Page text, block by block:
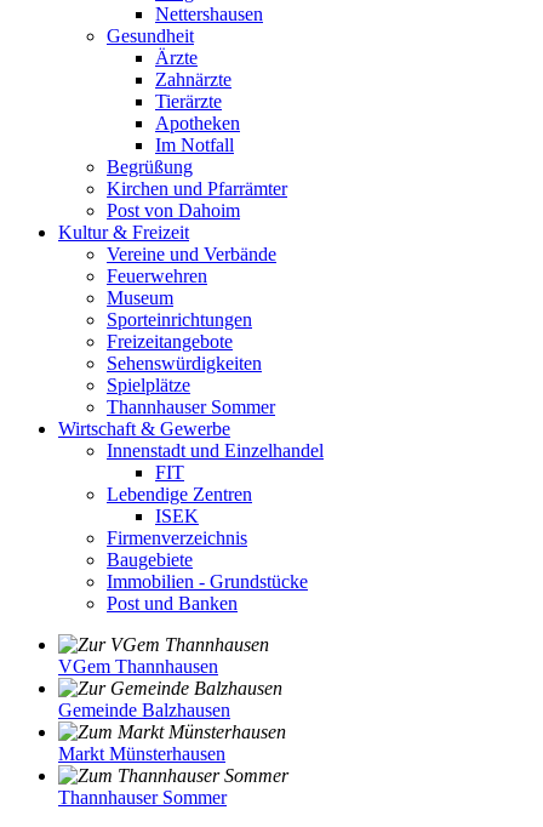
Nettershausen
Gesundheit
Ärzte
Zahnärzte
Tierärzte
Apotheken
Im Notfall
Begrüßung
Kirchen und Pfarrämter
Post von Dahoim
Kultur & Freizeit
Vereine und Verbände
Feuerwehren
Museum
Sporteinrichtungen
Freizeitangebote
Sehenswürdigkeiten
Spielplätze
Thannhauser Sommer
Wirtschaft & Gewerbe
Innenstadt und Einzelhandel
FIT
Lebendige Zentren
ISEK
Firmenverzeichnis
Baugebiete
Immobilien - Grundstücke
Post und Banken
VGem Thannhausen
Gemeinde Balzhausen
Markt Münsterhausen
Thannhauser Sommer